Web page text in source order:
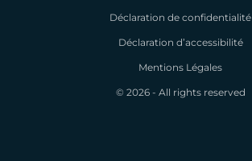
Déclaration de confidentialité
Déclaration d’accessibilité
Mentions Légales
© 2026 - All rights reserved